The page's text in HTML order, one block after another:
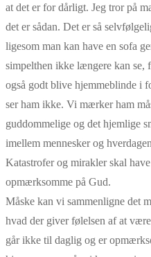
at det er for dårligt. Jeg tror på
det er sådan. Det er så
ligesom man kan have en sofa
simpelthen ikke længere kan se,
også godt blive hjemmeblinde i
ser ham ikke. Vi mærker ham
guddommelige og det hjemlige
imellem mennesker og
Katastrofer og mirakler skal
opmærksomme på Gud.
Måske kan vi sammenligne det
hvad der giver følelsen af at
går ikke til daglig og er